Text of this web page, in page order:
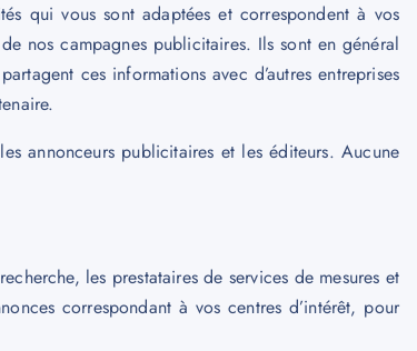
qui vous sont adaptées et correspondent à vos
nos campagnes publicitaires. Ils sont en général
ces informations avec d’autres entreprises
annonceurs publicitaires et les éditeurs. Aucune
les prestataires de services de mesures et
correspondant à vos centres d’intérêt, pour